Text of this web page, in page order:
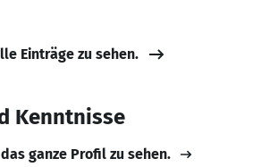
Einträge zu sehen.
Kenntnisse
ganze Profil zu sehen.